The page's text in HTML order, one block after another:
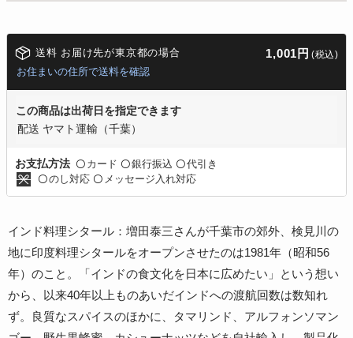
送料 お届け先が東京都の場合 1,001円 (税込)
お住まいの住所で送料を確認
この商品は出荷日を指定できます
配送 ヤマト運輸（千葉）
お支払方法 〇 カード 〇銀行振込 〇代引き
〇のし対応 〇 メッセージ入れ対応
インド料理シタール：増田泰三さんが千葉市の郊外、検見川の
地に印度料理シタールをオープンさせたのは1981年（昭和56
年）のこと。「インドの食文化を日本に広めたい」という想い
から、以来40年以上ものあいだインドへの渡航回数は数知れ
ず。良質なスパイスのほかに、タマリンド、アルフォンソマン